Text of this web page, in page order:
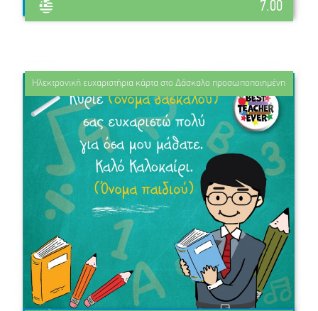
7.00
Ηλεκτρονική ευχαριστήρια κάρτα στο Δάσκαλο προσωποποιημένη